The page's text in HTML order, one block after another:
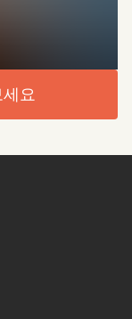
요